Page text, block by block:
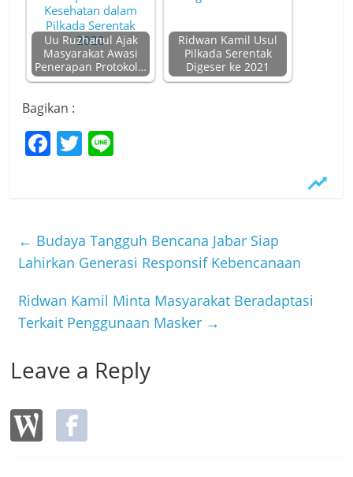
Uu Ruzhanul Ajak
Masyarakat Awasi
Penerapan Protokol…
Ridwan Kamil Usul
Pilkada Serentak
Digeser ke 2021
Bagikan :
F
b
o
o
k
T
← Budaya Tangguh Bencana Jabar Siap
Lahirkan Generasi Responsif Kebencanaan
Ridwan Kamil Minta Masyarakat Beradaptasi
Terkait Penggunaan Masker →
Leave a Reply